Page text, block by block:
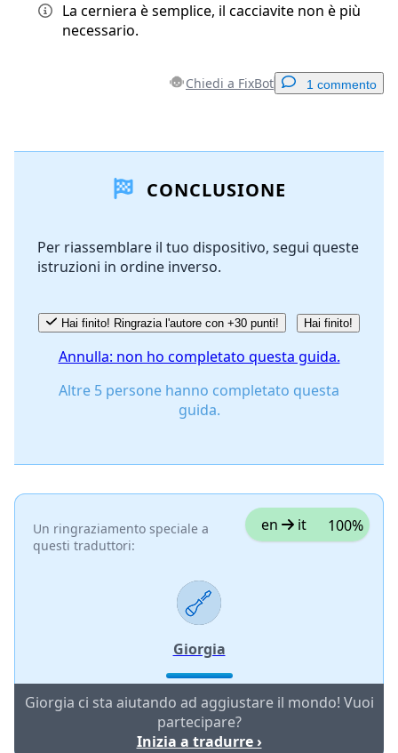
La cerniera è semplice, il cacciavite non è più
necessario.
Chiedi a FixBot 1 commento
Aggiungi Commento
Annulla
CONCLUSIONE
Per riassemblare il tuo dispositivo, segui queste
istruzioni in ordine inverso.
Hai finito! Ringrazia l'autore con +30 punti! Hai finito!
Annulla: non ho completato questa guida.
Altre 5 persone hanno completato questa
guida.
Un ringraziamento speciale a
questi traduttori:
en it 100%
Giorgia
Giorgia ci sta aiutando ad aggiustare il mondo! Vuoi
partecipare?
Inizia a tradurre ›